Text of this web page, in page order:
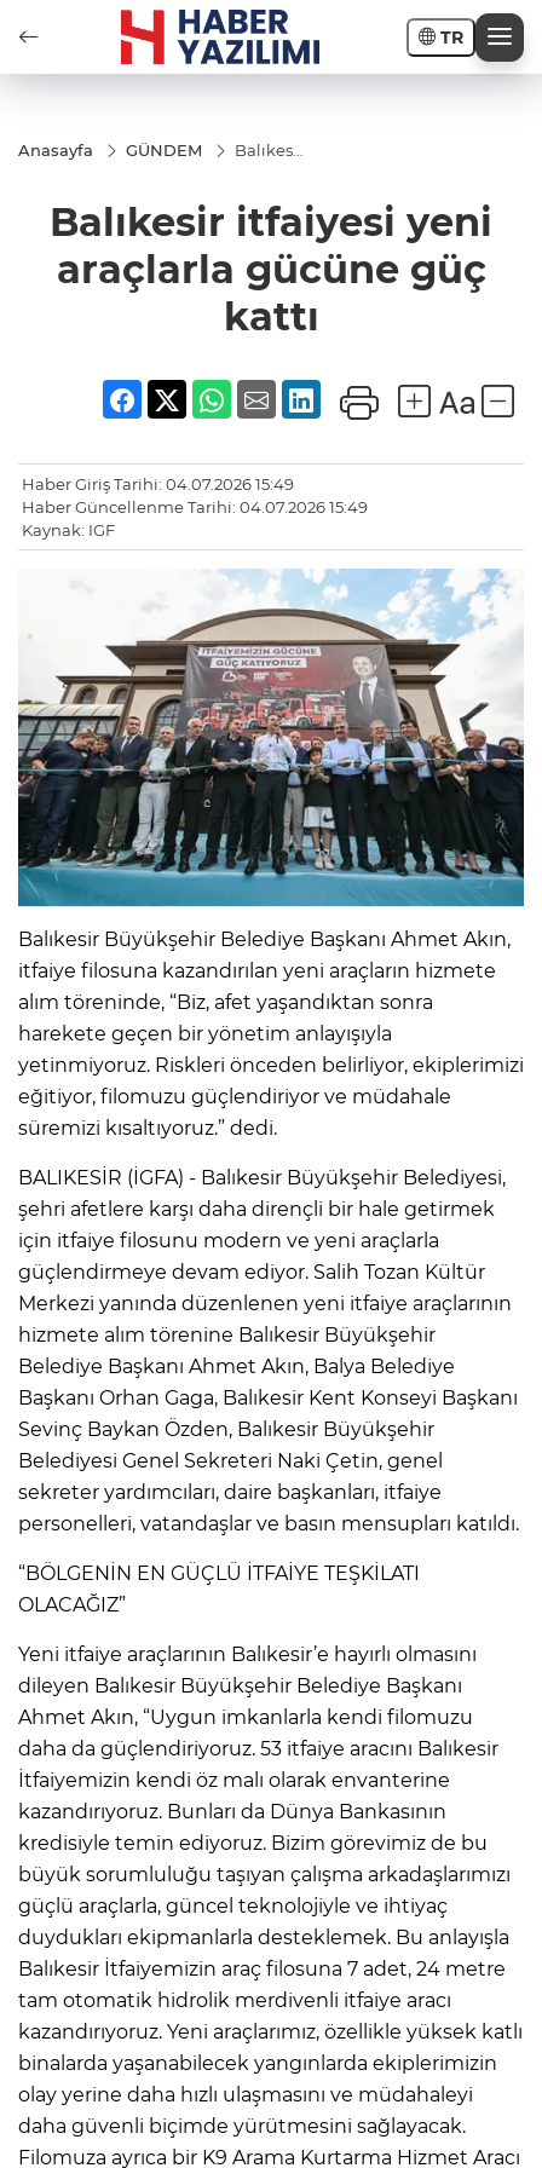
TR
Anasayfa GÜNDEM
Balıkesir
araçlarla
gücüne
kattı
Balıkesir itfaiyesi yeni
araçlarla gücüne güç
kattı
Haber Giriş Tarihi: 04.07.2026 15:49
Haber Güncellenme Tarihi: 04.07.2026 15:49
Kaynak: IGF
Balıkesir Büyükşehir Belediye Başkanı Ahmet Akın,
itfaiye filosuna kazandırılan yeni araçların hizmete
alım töreninde, “Biz, afet yaşandıktan sonra
harekete geçen bir yönetim anlayışıyla
yetinmiyoruz. Riskleri önceden belirliyor, ekiplerimizi
eğitiyor, filomuzu güçlendiriyor ve müdahale
süremizi kısaltıyoruz.” dedi.
BALIKESİR (İGFA) - Balıkesir Büyükşehir Belediyesi,
şehri afetlere karşı daha dirençli bir hale getirmek
için itfaiye filosunu modern ve yeni araçlarla
güçlendirmeye devam ediyor. Salih Tozan Kültür
Merkezi yanında düzenlenen yeni itfaiye araçlarının
hizmete alım törenine Balıkesir Büyükşehir
Belediye Başkanı Ahmet Akın, Balya Belediye
Başkanı Orhan Gaga, Balıkesir Kent Konseyi Başkanı
Sevinç Baykan Özden, Balıkesir Büyükşehir
Belediyesi Genel Sekreteri Naki Çetin, genel
sekreter yardımcıları, daire başkanları, itfaiye
personelleri, vatandaşlar ve basın mensupları katıldı.
“BÖLGENİN EN GÜÇLÜ İTFAİYE TEŞKİLATI
OLACAĞIZ”
Yeni itfaiye araçlarının Balıkesir’e hayırlı olmasını
dileyen Balıkesir Büyükşehir Belediye Başkanı
Ahmet Akın, “Uygun imkanlarla kendi filomuzu
daha da güçlendiriyoruz. 53 itfaiye aracını Balıkesir
İtfaiyemizin kendi öz malı olarak envanterine
kazandırıyoruz. Bunları da Dünya Bankasının
kredisiyle temin ediyoruz. Bizim görevimiz de bu
büyük sorumluluğu taşıyan çalışma arkadaşlarımızı
güçlü araçlarla, güncel teknolojiyle ve ihtiyaç
duydukları ekipmanlarla desteklemek. Bu anlayışla
Balıkesir İtfaiyemizin araç filosuna 7 adet, 24 metre
tam otomatik hidrolik merdivenli itfaiye aracı
kazandırıyoruz. Yeni araçlarımız, özellikle yüksek katlı
binalarda yaşanabilecek yangınlarda ekiplerimizin
olay yerine daha hızlı ulaşmasını ve müdahaleyi
daha güvenli biçimde yürütmesini sağlayacak.
Filomuza ayrıca bir K9 Arama Kurtarma Hizmet Aracı